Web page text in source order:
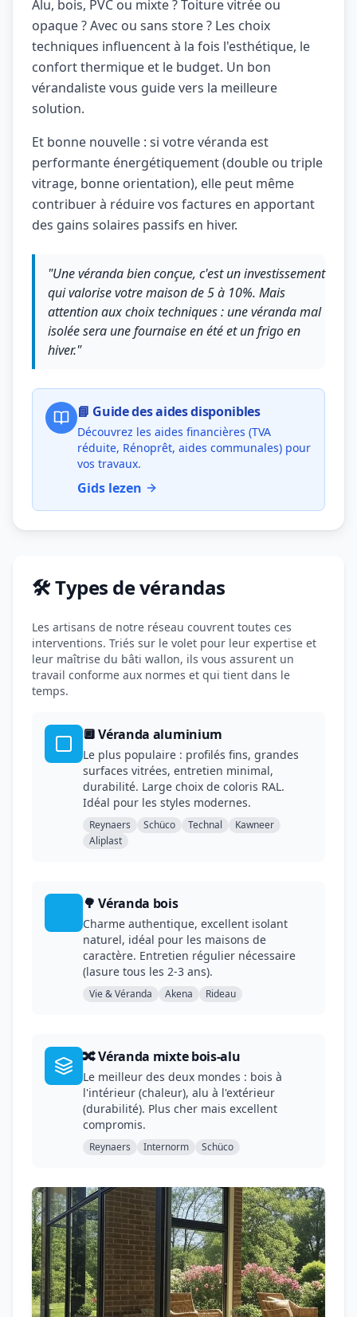
Alu, bois, PVC ou mixte ? Toiture vitrée ou
opaque ? Avec ou sans store ? Les choix
techniques influencent à la fois l'esthétique, le
confort thermique et le budget. Un bon
vérandaliste vous guide vers la meilleure
solution.
Et bonne nouvelle : si votre véranda est
performante énergétiquement (double ou triple
vitrage, bonne orientation), elle peut même
contribuer à réduire vos factures en apportant
des gains solaires passifs en hiver.
"Une véranda bien conçue, c'est un investissement
qui valorise votre maison de 5 à 10%. Mais
attention aux choix techniques : une véranda mal
isolée sera une fournaise en été et un frigo en
hiver."
📘 Guide des aides disponibles
Découvrez les aides financières (TVA
réduite, Rénoprêt, aides communales) pour
vos travaux.
Gids lezen
🛠️ Types de vérandas
Les artisans de notre réseau couvrent toutes ces
interventions. Triés sur le volet pour leur expertise et
leur maîtrise du bâti wallon, ils vous assurent un
travail conforme aux normes et qui tient dans le
temps.
🔲 Véranda aluminium
Le plus populaire : profilés fins, grandes
surfaces vitrées, entretien minimal,
durabilité. Large choix de coloris RAL.
Idéal pour les styles modernes.
Reynaers Schüco Technal
Kawneer
Aliplast
🌳 Véranda bois
Charme authentique, excellent isolant
naturel, idéal pour les maisons de
caractère. Entretien régulier nécessaire
(lasure tous les 2-3 ans).
Vie & Véranda Akena Rideau
🔀 Véranda mixte bois-alu
Le meilleur des deux mondes : bois à
l'intérieur (chaleur), alu à l'extérieur
(durabilité). Plus cher mais excellent
compromis.
Reynaers Internorm Schüco